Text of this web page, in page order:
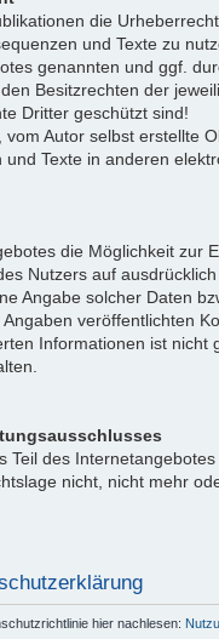
die
und Texte zu
genannten und ggf.
Besitzrechten der
Dritter geschützt sind!
Autor selbst erstellte
Texte in anderen
die Möglichkeit zur
Nutzers auf
Angabe solcher Daten
veröffentlichten
Informationen ist
Teil des
nicht, nicht mehr
hier nachlesen: